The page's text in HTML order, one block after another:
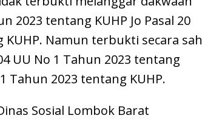
2023 tentang KUHP Jo Pasal 20
Namun terbukti secara sah
UU No 1 Tahun 2023 tentang
Tahun 2023 tentang KUHP.
Sosial Lombok Barat